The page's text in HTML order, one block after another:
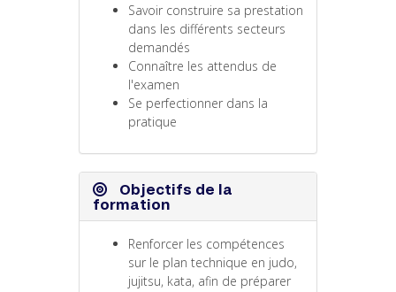
Savoir construire sa prestation
dans les différents secteurs
demandés
Connaître les attendus de
l'examen
Se perfectionner dans la
pratique
Objectifs de la
formation
Renforcer les compétences
sur le plan technique en judo,
jujitsu, kata, afin de préparer